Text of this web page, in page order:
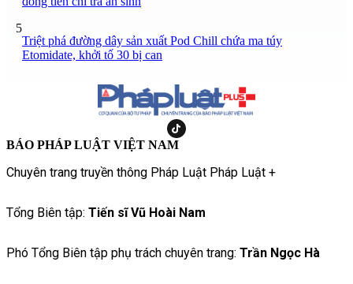
5
Triệt phá đường dây sản xuất Pod Chill chứa ma túy
Etomidate, khởi tố 30 bị can
BÁO PHÁP LUẬT VIỆT NAM
Chuyên trang truyền thông Pháp Luật Pháp Luật +
Tổng Biên tập: Tiến sĩ Vũ Hoài Nam
Phó Tổng Biên tập phụ trách chuyên trang: Trần Ngọc Hà